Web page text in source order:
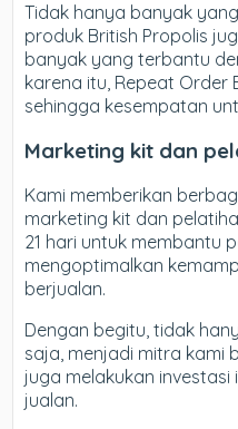
Tidak hanya banyak
produk British Propolis
banyak yang terbantu
karena itu, Repeat Order
sehingga kesempatan
Marketing kit dan
Kami memberikan
marketing kit dan
21 hari untuk membantu
mengoptimalkan
berjualan.
Dengan begitu, tidak
saja, menjadi mitra kami
juga melakukan investasi
jualan.